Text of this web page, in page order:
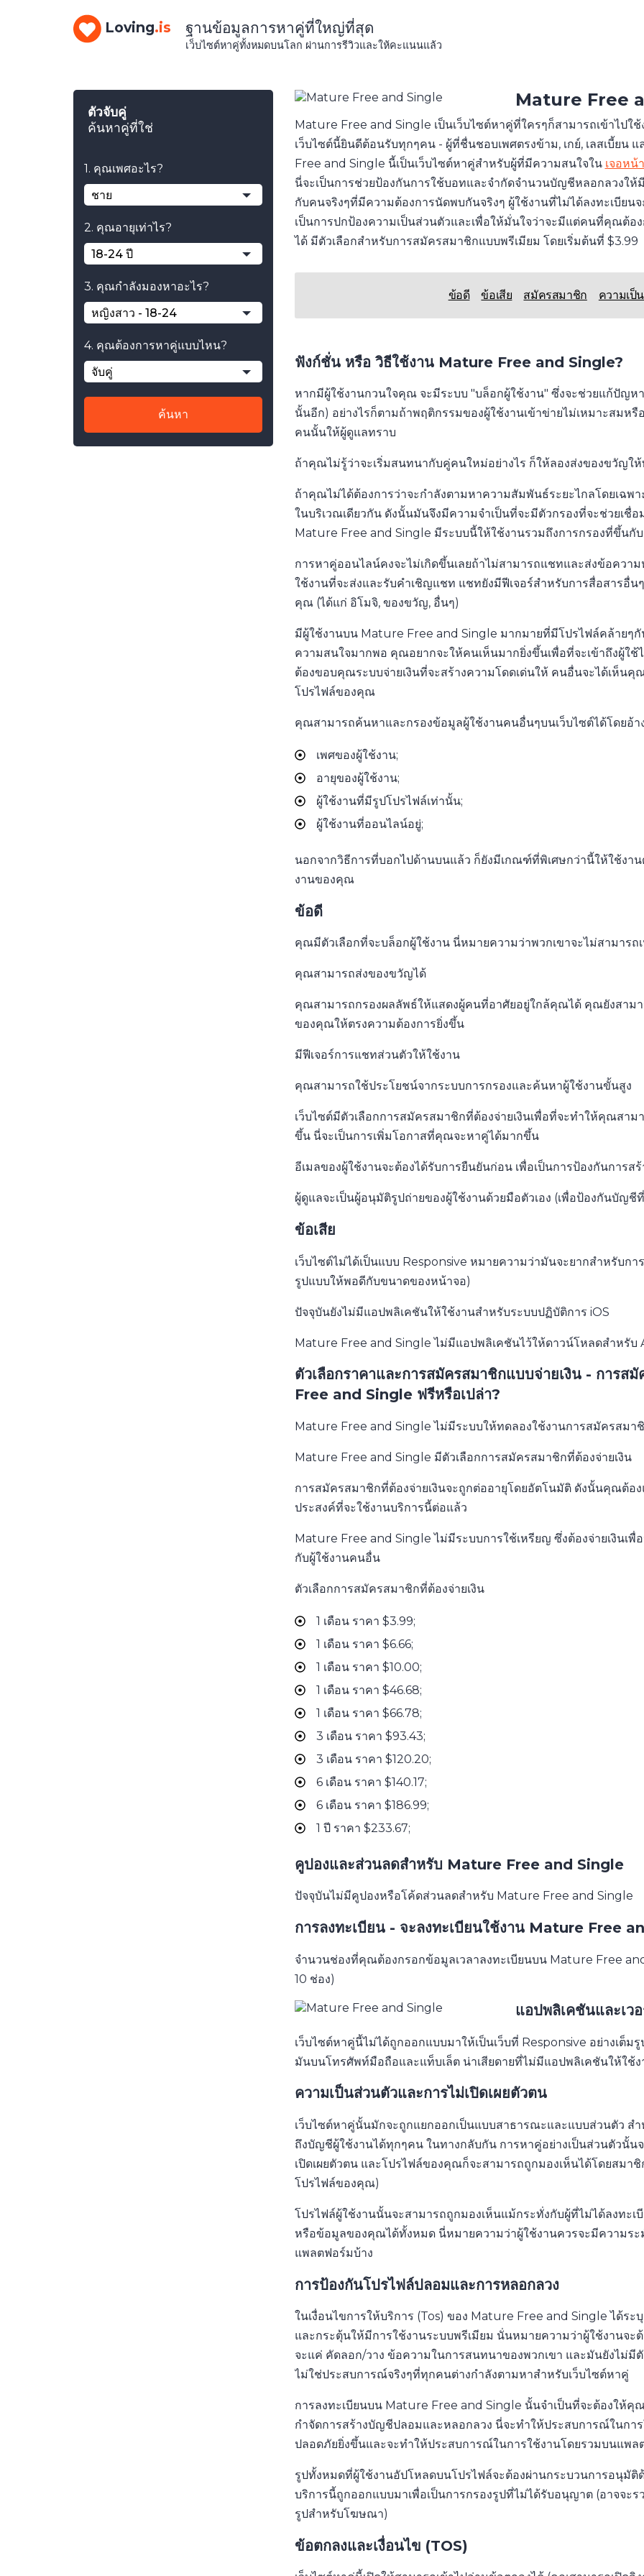
Loving.is ฐานข้อมูลการหาคู่ที่ใหญ่ที่สุด
เว็บไซต์หาคู่ทั้งหมดบนโลก ผ่านการรีวิวและให้คะแนนแล้ว
ตัวจับคู่
ค้นหาคู่ที่ใช่
1. คุณเพศอะไร?
ชาย
2. คุณอายุเท่าไร?
18-24 ปี
3. คุณกำลังมองหาอะไร?
หญิงสาว - 18-24
4. คุณต้องการหาคู่แบบไหน?
จับคู่
ค้นหา
Mature Free
Mature Free and Single เป็นเว็บไซต์หาคู่ที่ใครๆก็สามารถเข้าไปใ
เว็บไซต์นี้ยินดีต้อนรับทุกๆคน - ผู้ที่ชื่นชอบเพศตรงข้าม, เกย์, เลสเบี้ย
Free and Single นี้เป็นเว็บไซต์หาคู่สำหรับผู้ที่มีความสนใจใน เจอหน้า
นี่จะเป็นการช่วยป้องกันการใช้บอทและจำกัดจำนวนบัญชีหลอกลวงใ
กับคนจริงๆที่มีความต้องการนัดพบกันจริงๆ ผู้ใช้งานที่ไม่ได้ลงทะเบีย
เป็นการปกป้องความเป็นส่วนตัวและเพื่อให้มั่นใจว่าจะมีแต่คนที่คุณต้
ได้ มีตัวเลือกสำหรับการสมัครสมาชิกแบบพรีเมียม โดยเริ่มต้นที่ $3.99
ข้อดี ข้อเสีย สมัครสมาชิก ความเป็
ฟังก์ชั่น หรือ วิธีใช้งาน Mature Free and Single?
หากมีผู้ใช้งานกวนใจคุณ จะมีระบบ "บล็อกผู้ใช้งาน" ซึ่งจะช่วยแก้ปัญ
นั้นอีก) อย่างไรก็ตามถ้าพฤติกรรมของผู้ใช้งานเข้าข่ายไม่เหมาะสมห
คนนั้นให้ผู้ดูแลทราบ
ถ้าคุณไม่รู้ว่าจะเริ่มสนทนากับคู่คนใหม่อย่างไร ก็ให้ลองส่งของขวัญใ
ถ้าคุณไม่ได้ต้องการว่าจะกำลังตามหาความสัมพันธ์ระยะไกลโดยเฉ
ในบริเวณเดียวกัน ดังนั้นมันจึงมีความจำเป็นที่จะมีตัวกรองที่จะช่วยเ
Mature Free and Single มีระบบนี้ให้ใช้งานรวมถึงการกรองที่ขึ้นกั
การหาคู่ออนไลน์คงจะไม่เกิดขึ้นเลยถ้าไม่สามารถแชทและส่งข้อคว
ใช้งานที่จะส่งและรับคำเชิญแชท แชทยังมีฟีเจอร์สำหรับการสื่อสารอื่
คุณ (ได้แก่ อิโมจิ, ของขวัญ, อื่นๆ)
มีผู้ใช้งานบน Mature Free and Single มากมายที่มีโปรไฟล์คล้ายๆกั
ความสนใจมากพอ คุณอยากจะให้คนเห็นมากยิ่งขึ้นเพื่อที่จะเข้าถึงผู้ใช้
ต้องขอบคุณระบบจ่ายเงินที่จะสร้างความโดดเด่นให้ คนอื่นจะได้เห็น
โปรไฟล์ของคุณ
คุณสามารถค้นหาและกรองข้อมูลผู้ใช้งานคนอื่นๆบนเว็บไซต์ได้โดยอ้
เพศของผู้ใช้งาน;
อายุของผู้ใช้งาน;
ผู้ใช้งานที่มีรูปโปรไฟล์เท่านั้น;
ผู้ใช้งานที่ออนไลน์อยู่;
นอกจากวิธีการที่บอกไปด้านบนแล้ว ก็ยังมีเกณฑ์ที่พิเศษกว่านี้ให้ใช้งา
งานของคุณ
ข้อดี
คุณมีตัวเลือกที่จะบล็อกผู้ใช้งาน นี่หมายความว่าพวกเขาจะไม่สามาร
คุณสามารถส่งของขวัญได้
คุณสามารถกรองผลลัพธ์ให้แสดงผู้คนที่อาศัยอยู่ใกล้คุณได้ คุณยังสาม
ของคุณให้ตรงความต้องการยิ่งขึ้น
มีฟีเจอร์การแชทส่วนตัวให้ใช้งาน
คุณสามารถใช้ประโยชน์จากระบบการกรองและค้นหาผู้ใช้งานขั้นสูง
เว็บไซต์มีตัวเลือกการสมัครสมาชิกที่ต้องจ่ายเงินเพื่อที่จะทำให้คุณสา
ขึ้น นี่จะเป็นการเพิ่มโอกาสที่คุณจะหาคู่ได้มากขึ้น
อีเมลของผู้ใช้งานจะต้องได้รับการยืนยันก่อน เพื่อเป็นการป้องกันการ
ผู้ดูแลจะเป็นผู้อนุมัติรูปถ่ายของผู้ใช้งานด้วยมือตัวเอง (เพื่อป้องกันบัญ
ข้อเสีย
เว็บไซต์ไม่ได้เป็นแบบ Responsive หมายความว่ามันจะยากสำหรับก
รูปแบบให้พอดีกับขนาดของหน้าจอ)
ปัจจุบันยังไม่มีแอปพลิเคชันให้ใช้งานสำหรับระบบปฏิบัติการ iOS
Mature Free and Single ไม่มีแอปพลิเคชันไว้ให้ดาวน์โหลดสำหรับ
ตัวเลือกราคาและการสมัครสมาชิกแบบจ่ายเงิน - การส
Free and Single ฟรีหรือเปล่า?
Mature Free and Single ไม่มีระบบให้ทดลองใช้งานการสมัครสมาชิ
Mature Free and Single มีตัวเลือกการสมัครสมาชิกที่ต้องจ่ายเงิน
การสมัครสมาชิกที่ต้องจ่ายเงินจะถูกต่ออายุโดยอัตโนมัติ ดังนั้นคุณต้อ
ประสงค์ที่จะใช้งานบริการนี้ต่อแล้ว
Mature Free and Single ไม่มีระบบการใช้เหรียญ ซึ่งต้องจ่ายเงินเ
กับผู้ใช้งานคนอื่น
ตัวเลือกการสมัครสมาชิกที่ต้องจ่ายเงิน
1 เดือน ราคา $3.99;
1 เดือน ราคา $6.66;
1 เดือน ราคา $10.00;
1 เดือน ราคา $46.68;
1 เดือน ราคา $66.78;
3 เดือน ราคา $93.43;
3 เดือน ราคา $120.20;
6 เดือน ราคา $140.17;
6 เดือน ราคา $186.99;
1 ปี ราคา $233.67;
คูปองและส่วนลดสำหรับ Mature Free and Single
ปัจจุบันไม่มีคูปองหรือโค้ดส่วนลดสำหรับ Mature Free and Single
การลงทะเบียน - จะลงทะเบียนใช้งาน Mature Free
จำนวนช่องที่คุณต้องกรอกข้อมูลเวลาลงทะเบียนบน Mature Free
10 ช่อง)
แอปพลิเคชันและเว
เว็บไซต์หาคู่นี้ไม่ได้ถูกออกแบบมาให้เป็นเว็บที่ Responsive อย่างเต็
มันบนโทรศัพท์มือถือและแท็บเล็ต น่าเสียดายที่ไม่มีแอปพลิเคชันให้ใช้
ความเป็นส่วนตัวและการไม่เปิดเผยตัวตน
เว็บไซต์หาคู่นั้นมักจะถูกแยกออกเป็นแบบสาธารณะและแบบส่วนตัว ส
ถึงบัญชีผู้ใช้งานได้ทุกๆคน ในทางกลับกัน การหาคู่อย่างเป็นส่วนตัวนั้
เปิดเผยตัวตน และโปรไฟล์ของคุณก็จะสามารถถูกมองเห็นได้โดยสม
โปรไฟล์ของคุณ)
โปรไฟล์ผู้ใช้งานนั้นจะสามารถถูกมองเห็นแม้กระทั่งกับผู้ที่ไม่ได้ลงทะ
หรือข้อมูลของคุณได้ทั้งหมด นี่หมายความว่าผู้ใช้งานควรจะมีความระ
แพลตฟอร์มบ้าง
การป้องกันโปรไฟล์ปลอมและการหลอกลวง
ในเงื่อนไขการให้บริการ (Tos) ของ Mature Free and Single ได้ร
และกระตุ้นให้มีการใช้งานระบบพรีเมียม นั่นหมายความว่าผู้ใช้งานจ
จะแค่ คัดลอก/วาง ข้อความในการสนทนาของพวกเขา และมันยังไม่มีตั
ไม่ใช่ประสบการณ์จริงๆที่ทุกคนต่างกำลังตามหาสำหรับเว็บไซต์หาคู่
การลงทะเบียนบน Mature Free and Single นั้นจำเป็นที่จะต้องให้คุ
กำจัดการสร้างบัญชีปลอมและหลอกลวง นี่จะทำให้ประสบการณ์ในก
ปลอดภัยยิ่งขึ้นและจะทำให้ประสบการณ์ในการใช้งานโดยรวมบนแพล
รูปทั้งหมดที่ผู้ใช้งานอัปโหลดบนโปรไฟล์จะต้องผ่านกระบวนการอนุมั
บริการนี้ถูกออกแบบมาเพื่อเป็นการกรองรูปที่ไม่ได้รับอนุญาต (อาจจะร
รูปสำหรับโฆษณา)
ข้อตกลงและเงื่อนไข (TOS)